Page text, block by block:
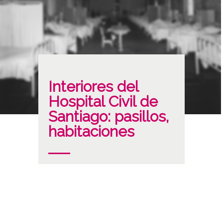
Interiores del
Hospital Civil de
Santiago: pasillos,
habitaciones